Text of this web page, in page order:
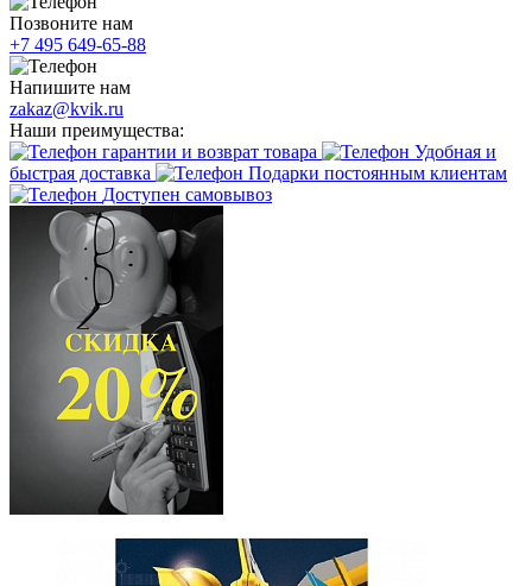
Позвоните нам
+7 495 649-65-88
Напишите нам
zakaz@kvik.ru
Наши преимущества:
гарантии и возврат товара
Удобная и
быстрая доставка
Подарки постоянным клиентам
Доступен самовывоз